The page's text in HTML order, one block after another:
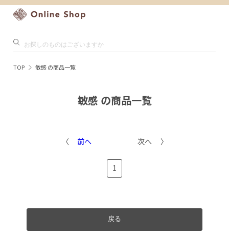
TOP 敏感 の商品一覧
敏感 の商品一覧
前へ
1
次へ
戻る